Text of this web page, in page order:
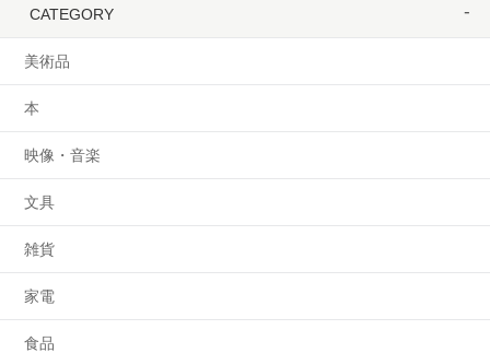
CATEGORY
美術品
本
映像・音楽
文具
雑貨
家電
食品